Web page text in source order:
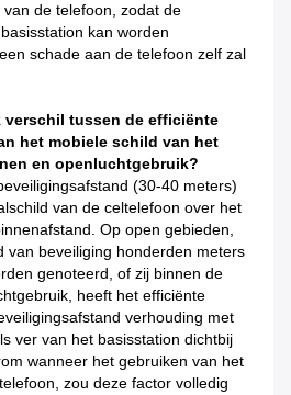
de telefoon, zodat de
kan worden
schade aan de telefoon zelf zal
verschil tussen de efficiënte
het mobiele schild van het
en openluchtgebruik?
(30-40 meters)
van de celtelefoon over het
Op open gebieden,
van beveiliging honderden meters
genoteerd, of zij binnen de
heeft het efficiënte
verhouding met
ver van het basisstation dichtbij
wanneer het gebruiken van het
zou deze factor volledig